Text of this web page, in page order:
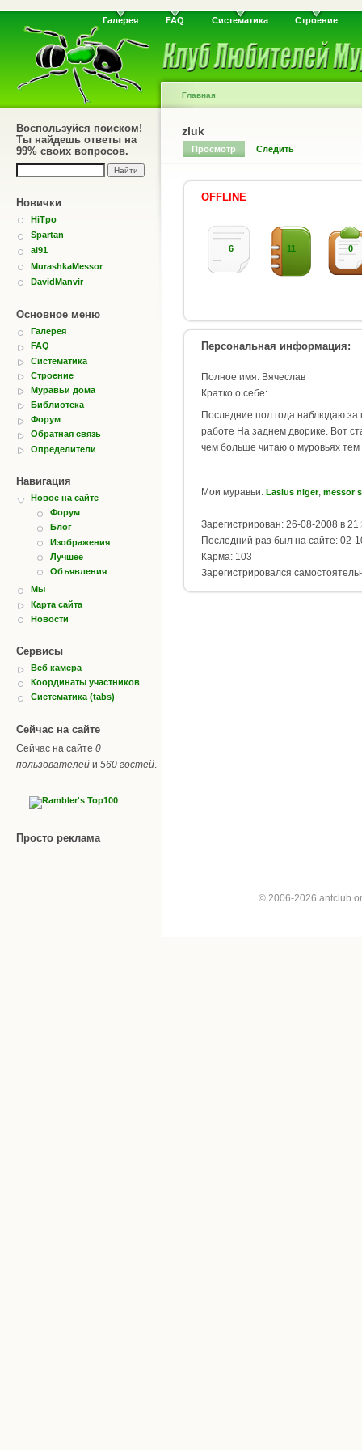
Галерея FAQ Систематика Строение
Воспользуйся поиском!
Ты найдешь ответы на
99% своих вопросов.
Новички
HiTpo
Spartan
ai91
MurashkaMessor
DavidManvir
Основное меню
Галерея
FAQ
Систематика
Строение
Муравьи дома
Библиотека
Форум
Обратная связь
Определители
Навигация
Новое на сайте
Форум
Блог
Изображения
Лучшее
Объявления
Мы
Карта сайта
Новости
Сервисы
Веб камера
Координаты участников
Систематика (tabs)
Сейчас на сайте
Сейчас на сайте 0
пользователей и 560 гостей.
Просто реклама
Главная
zluk
Просмотр Следить
OFFLINE
6 11 0
Персональная информация:
Полное имя: Вячеслав
Кратко о себе:
Последние пол года наблюдаю за
работе На заднем дворике. Вот
чем больше читаю о муровьях тем
Мои муравьи: Lasius niger, messor
Зарегистрирован: 26-08-2008 в
Последний раз был на сайте: 02-
Карма: 103
Зарегистрировался
© 2006-2026